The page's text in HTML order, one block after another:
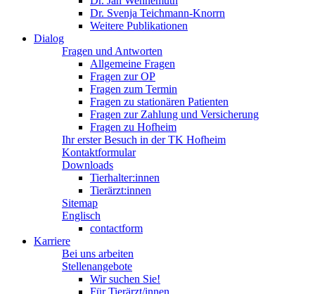
Dr. Svenja Teichmann-Knorrn
Weitere Publikationen
Dialog
Fragen und Antworten
Allgemeine Fragen
Fragen zur OP
Fragen zum Termin
Fragen zu stationären Patienten
Fragen zur Zahlung und Versicherung
Fragen zu Hofheim
Ihr erster Besuch in der TK Hofheim
Kontaktformular
Downloads
Tierhalter:innen
Tierärzt:innen
Sitemap
Englisch
contactform
Karriere
Bei uns arbeiten
Stellenangebote
Wir suchen Sie!
Für Tierärzt/innen